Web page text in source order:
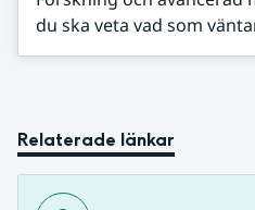
du ska veta vad som
Relaterade länkar